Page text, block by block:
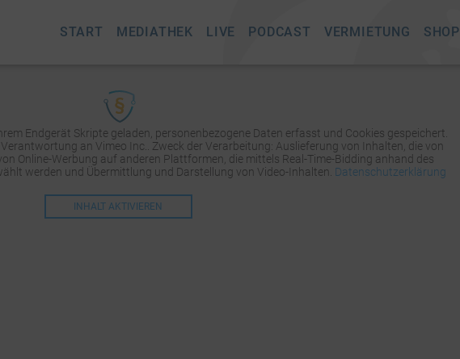
START MEDIATHEK LIVE PODCAST VERMIETUNG SHOP
Endgerät Skripte geladen, personenbezogene Daten erfasst und Cookies gespeichert.
an Vimeo Inc.. Zweck der Verarbeitung: Auslieferung von Inhalten, die von
Online-Werbung auf anderen Plattformen, die mittels Real-Time-Bidding anhand des
werden und Übermittlung und Darstellung von Video-Inhalten. Datenschutzerklärung
INHALT AKTIVIEREN